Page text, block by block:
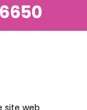
site web